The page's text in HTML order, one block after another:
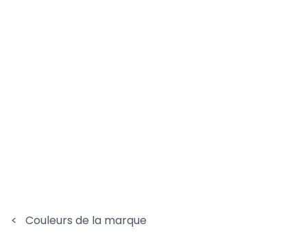
< Couleurs de la marque